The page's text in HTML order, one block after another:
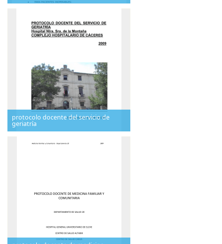
protocolo docente del servicio de
geriatría